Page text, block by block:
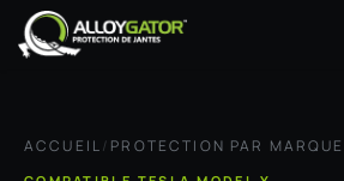
Se rendre au contenu
ACCUEIL/ PROTECTION PAR MARQUE